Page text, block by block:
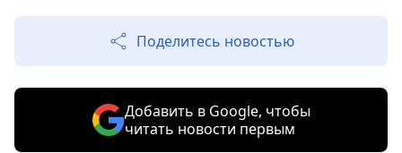
Поделитесь новостью
Добавить в Google, чтобы
читать новости первым